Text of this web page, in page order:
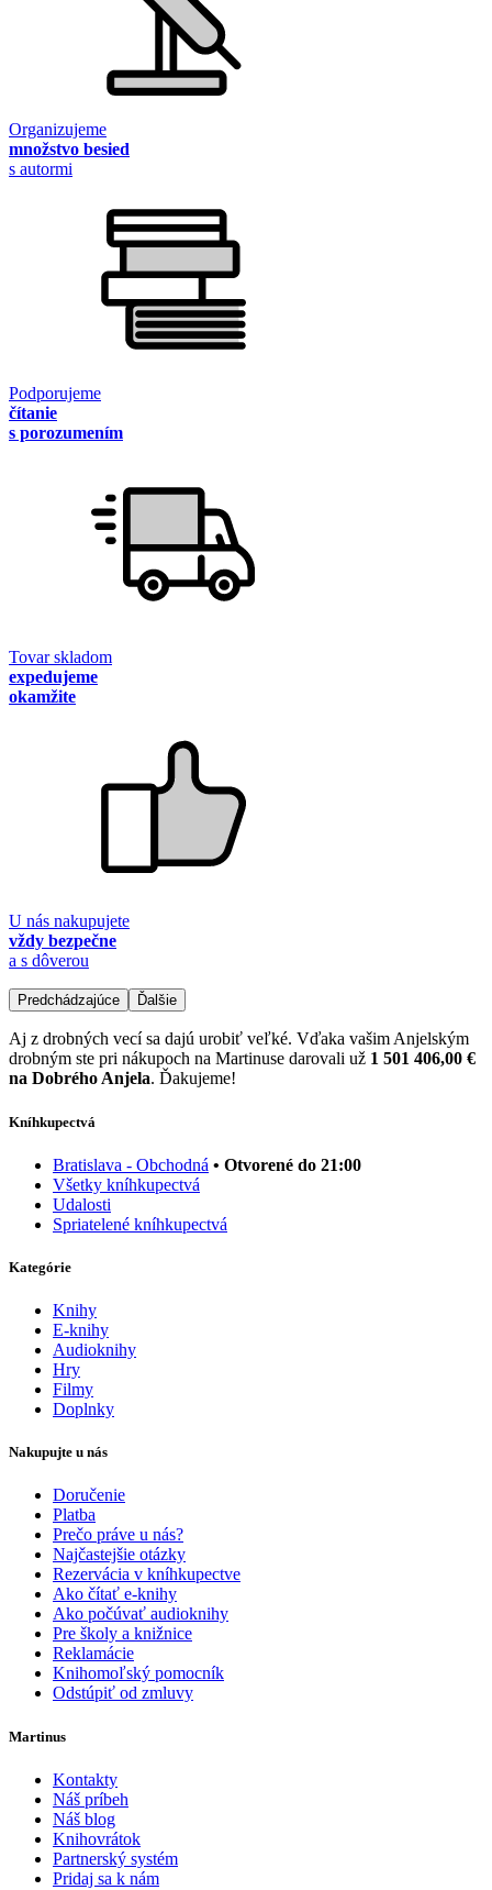
Organizujeme
množstvo besied
s autormi
Podporujeme
čítanie
s porozumením
Tovar skladom
expedujeme
okamžite
U nás nakupujete
vždy bezpečne
a s dôverou
Predchádzajúce Ďalšie
Aj z drobných vecí sa dajú urobiť veľké. Vďaka vašim Anjelským
drobným ste pri nákupoch na Martinuse darovali už 1 501 406,00 €
na Dobrého Anjela. Ďakujeme!
Kníhkupectvá
Bratislava - Obchodná • Otvorené do 21:00
Všetky kníhkupectvá
Udalosti
Spriatelené kníhkupectvá
Kategórie
Knihy
E-knihy
Audioknihy
Hry
Filmy
Doplnky
Nakupujte u nás
Doručenie
Platba
Prečo práve u nás?
Najčastejšie otázky
Rezervácia v kníhkupectve
Ako čítať e-knihy
Ako počúvať audioknihy
Pre školy a knižnice
Reklamácie
Knihomoľský pomocník
Odstúpiť od zmluvy
Martinus
Kontakty
Náš príbeh
Náš blog
Knihovrátok
Partnerský systém
Pridaj sa k nám